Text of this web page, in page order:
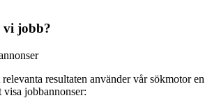
jobb?
resultaten använder vår sökmotor en
visa jobbannonser: